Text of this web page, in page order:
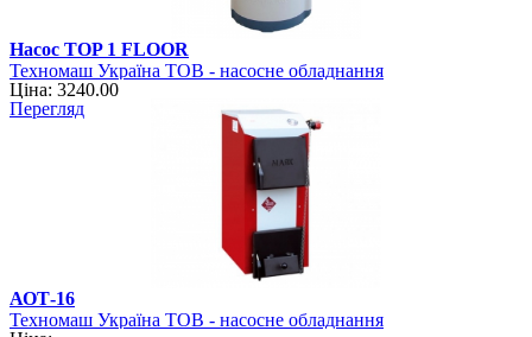
Насос TOP 1 FLOOR
Техномаш Україна ТОВ - насосне обладнання
Ціна: 3240.00
Перегляд
АОТ-16
Техномаш Україна ТОВ - насосне обладнання